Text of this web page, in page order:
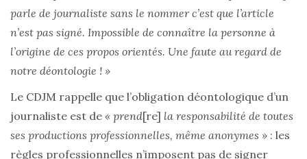
parle de journaliste sans le nommer c’est que l’article
n’est pas signé. Impossible de connaître la personne à
l’origine de ces propos orientés. Une faute au regard de
notre déontologie ! »
Le CDJM rappelle que l’obligation déontologique d’un
journaliste est de « prend[re] la responsabilité de toutes
ses productions professionnelles, même anonymes » : les
règles professionnelles n’imposent pas de signer